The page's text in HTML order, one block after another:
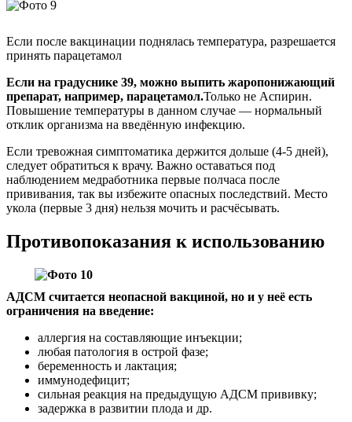
Если после вакцинации поднялась температура, разрешается
принять парацетамол
Если на градуснике 39, можно выпить жаропонижающий
препарат, например, парацетамол.Только не Аспирин.
Повышение температуры в данном случае — нормальный
отклик организма на введённую инфекцию.
Если тревожная симптоматика держится дольше (4-5 дней),
следует обратиться к врачу. Важно оставаться под
наблюдением медработника первые полчаса после
прививания, так вы избежите опасных последствий. Место
укола (первые 3 дня) нельзя мочить и расчёсывать.
Противопоказания к использованию
АДСМ считается неопасной вакциной, но и у неё есть
ограничения на введение:
аллергия на составляющие инъекции;
любая патология в острой фазе;
беременность и лактация;
иммунодефицит;
сильная реакция на предыдущую АДСМ прививку;
задержка в развитии плода и др.